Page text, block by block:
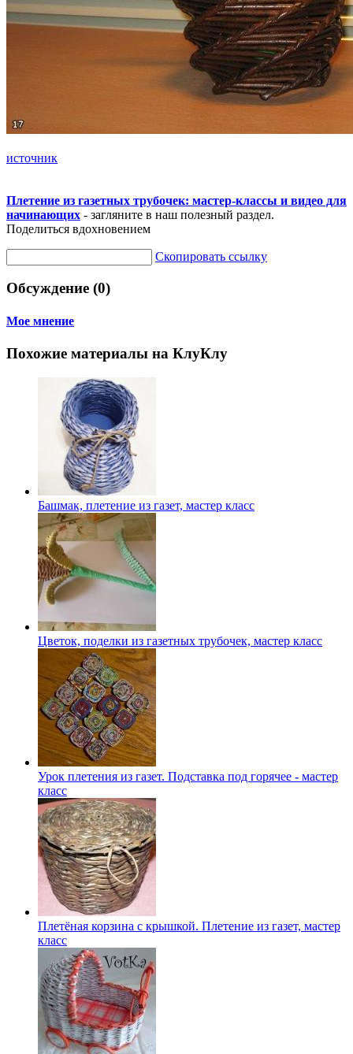
источник
Плетение из газетных трубочек: мастер-классы и видео для
начинающих - загляните в наш полезный раздел.
Поделиться вдохновением
Скопировать ссылку
Обсуждение (0)
Мое мнение
Похожие материалы на КлуКлу
Башмак, плетение из газет, мастер класс
Цветок, поделки из газетных трубочек, мастер класс
Урок плетения из газет. Подставка под горячее - мастер
класс
Плетёная корзина с крышкой. Плетение из газет, мастер
класс